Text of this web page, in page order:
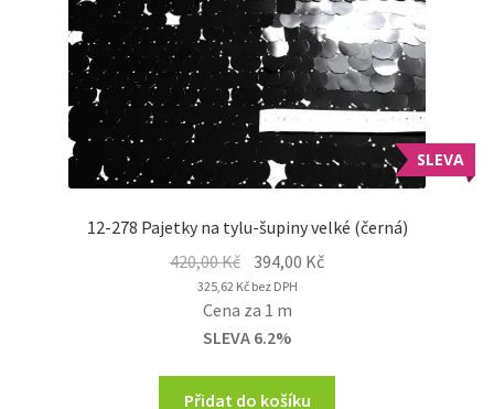
SLEVA
12-278 Pajetky na tylu-šupiny velké (černá)
420,00Kč Original
price
was:
420,00 Kč.
394,00 KčCurrent
325,62 Kčbez DPH
Cena za 1 m
SLEVA 6.2%
Přidat do košíku